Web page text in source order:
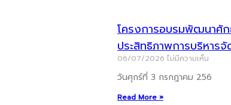
โครงการอบรมพัฒนาศัก
ประสิทธิภาพการบริหาร
06/07/2026 ไม่มีความเห็น
วันศุกร์ที่ 3 กรกฎาคม 256
Read More »